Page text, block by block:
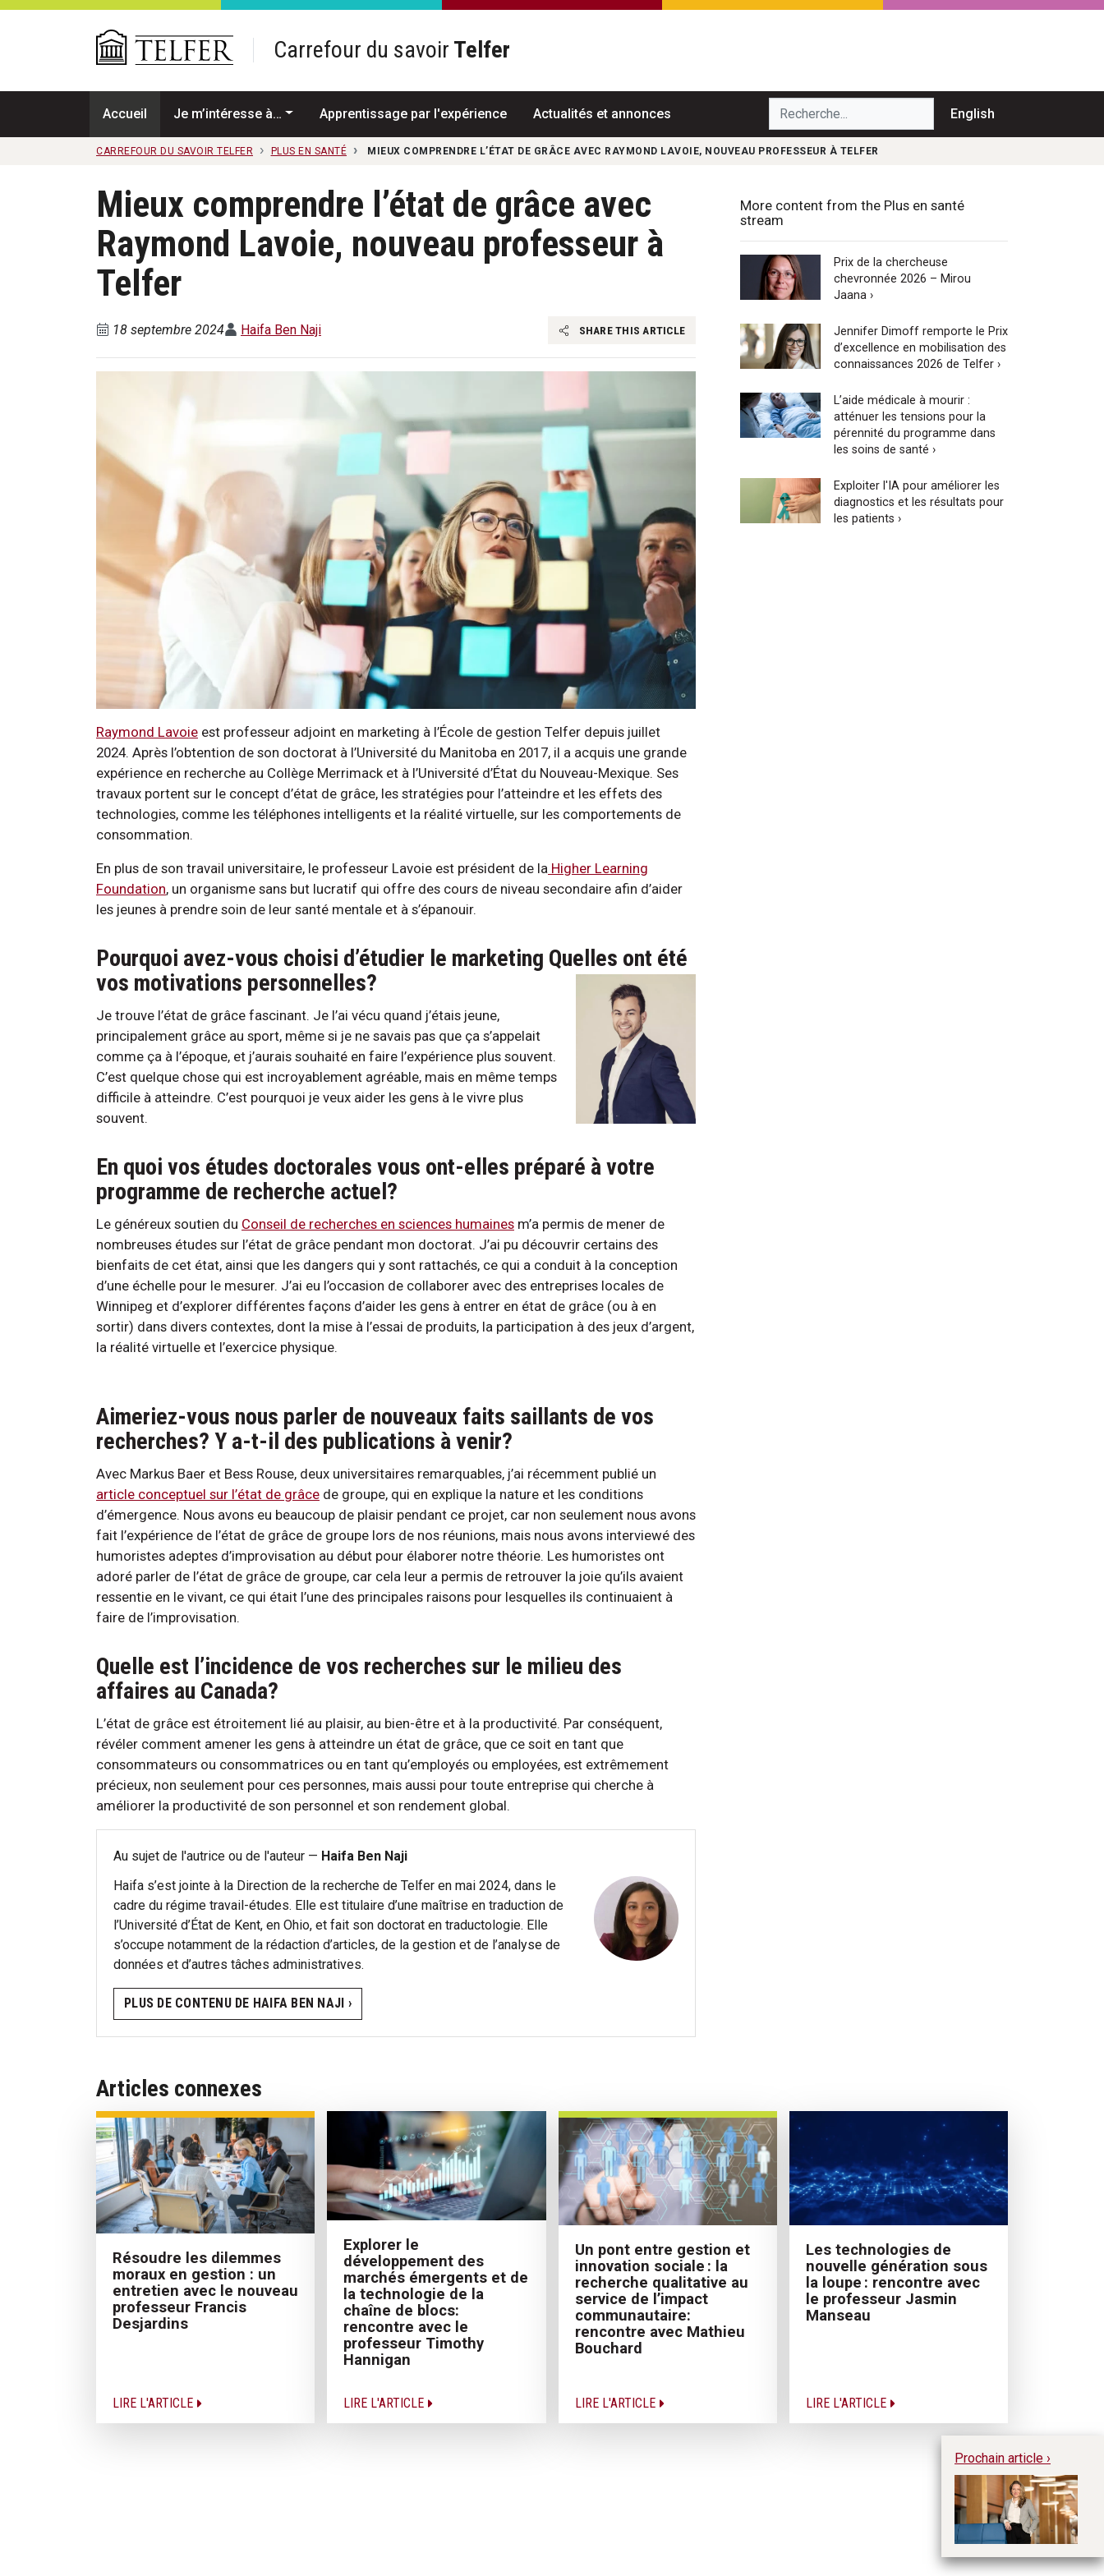
Passer au contenu principal
Carrefour du savoir Telfer
Accueil Je m’intéresse à… Apprentissage par l'expérience Actualités et annonces Recherche... English
CARREFOUR DU SAVOIR TELFER PLUS EN SANTÉ MIEUX COMPRENDRE L’ÉTAT DE GRÂCE AVEC RAYMOND LAVOIE, NOUVEAU PROFESSEUR À TELFER
Mieux comprendre l’état de grâce avec
Raymond Lavoie, nouveau professeur à
Telfer
18 septembre 2024 Haifa Ben Naji SHARE THIS ARTICLE
Raymond Lavoie est professeur adjoint en marketing à l’École de gestion Telfer depuis juillet
2024. Après l’obtention de son doctorat à l’Université du Manitoba en 2017, il a acquis une grande
expérience en recherche au Collège Merrimack et à l’Université d’État du Nouveau-Mexique. Ses
travaux portent sur le concept d’état de grâce, les stratégies pour l’atteindre et les effets des
technologies, comme les téléphones intelligents et la réalité virtuelle, sur les comportements de
consommation.
En plus de son travail universitaire, le professeur Lavoie est président de la Higher Learning
Foundation, un organisme sans but lucratif qui offre des cours de niveau secondaire afin d’aider
les jeunes à prendre soin de leur santé mentale et à s’épanouir.
Pourquoi avez-vous choisi d’étudier le marketing Quelles ont été
vos motivations personnelles?
Je trouve l’état de grâce fascinant. Je l’ai vécu quand j’étais jeune,
principalement grâce au sport, même si je ne savais pas que ça s’appelait
comme ça à l’époque, et j’aurais souhaité en faire l’expérience plus souvent.
C’est quelque chose qui est incroyablement agréable, mais en même temps
difficile à atteindre. C’est pourquoi je veux aider les gens à le vivre plus
souvent.
En quoi vos études doctorales vous ont-elles préparé à votre
programme de recherche actuel?
Le généreux soutien du Conseil de recherches en sciences humaines m’a permis de mener de
nombreuses études sur l’état de grâce pendant mon doctorat. J’ai pu découvrir certains des
bienfaits de cet état, ainsi que les dangers qui y sont rattachés, ce qui a conduit à la conception
d’une échelle pour le mesurer. J’ai eu l’occasion de collaborer avec des entreprises locales de
Winnipeg et d’explorer différentes façons d’aider les gens à entrer en état de grâce (ou à en
sortir) dans divers contextes, dont la mise à l’essai de produits, la participation à des jeux d’argent,
la réalité virtuelle et l’exercice physique.
Aimeriez-vous nous parler de nouveaux faits saillants de vos
recherches? Y a-t-il des publications à venir?
Avec Markus Baer et Bess Rouse, deux universitaires remarquables, j’ai récemment publié un
article conceptuel sur l’état de grâce de groupe, qui en explique la nature et les conditions
d’émergence. Nous avons eu beaucoup de plaisir pendant ce projet, car non seulement nous avons
fait l’expérience de l’état de grâce de groupe lors de nos réunions, mais nous avons interviewé des
humoristes adeptes d’improvisation au début pour élaborer notre théorie. Les humoristes ont
adoré parler de l’état de grâce de groupe, car cela leur a permis de retrouver la joie qu’ils avaient
ressentie en le vivant, ce qui était l’une des principales raisons pour lesquelles ils continuaient à
faire de l’improvisation.
Quelle est l’incidence de vos recherches sur le milieu des
affaires au Canada?
L’état de grâce est étroitement lié au plaisir, au bien-être et à la productivité. Par conséquent,
révéler comment amener les gens à atteindre un état de grâce, que ce soit en tant que
consommateurs ou consommatrices ou en tant qu’employés ou employées, est extrêmement
précieux, non seulement pour ces personnes, mais aussi pour toute entreprise qui cherche à
améliorer la productivité de son personnel et son rendement global.
Au sujet de l'autrice ou de l'auteur — Haifa Ben Naji
Haifa s’est jointe à la Direction de la recherche de Telfer en mai 2024, dans le
cadre du régime travail-études. Elle est titulaire d’une maîtrise en traduction de
l’Université d’État de Kent, en Ohio, et fait son doctorat en traductologie. Elle
s’occupe notamment de la rédaction d’articles, de la gestion et de l’analyse de
données et d’autres tâches administratives.
PLUS DE CONTENU DE HAIFA BEN NAJI ›
More content from the Plus en santé
stream
Prix de la chercheuse
chevronnée 2026 – Mirou
Jaana ›
Jennifer Dimoff remporte le Prix
d’excellence en mobilisation des
connaissances 2026 de Telfer ›
L’aide médicale à mourir :
atténuer les tensions pour la
pérennité du programme dans
les soins de santé ›
Exploiter l'IA pour améliorer les
diagnostics et les résultats pour
les patients ›
Articles connexes
Résoudre les dilemmes
moraux en gestion : un
entretien avec le nouveau
professeur Francis
Desjardins
LIRE L'ARTICLE
Explorer le
développement des
marchés émergents et de
la technologie de la
chaîne de blocs:
rencontre avec le
professeur Timothy
Hannigan
LIRE L'ARTICLE
Un pont entre gestion et
innovation sociale : la
recherche qualitative au
service de l’impact
communautaire:
rencontre avec Mathieu
Bouchard
LIRE L'ARTICLE
Les technologies de
nouvelle génération sous
la loupe : rencontre avec
le professeur Jasmin
Manseau
LIRE L'ARTICLE
Prochain article ›